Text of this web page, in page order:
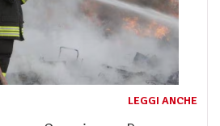
LEGGI ANCHE